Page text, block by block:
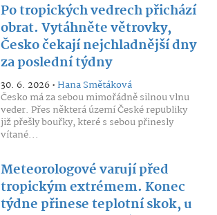
Po tropických vedrech přichází
obrat. Vytáhněte větrovky,
Česko čekají nejchladnější dny
za poslední týdny
30. 6. 2026 •Hana Smětáková
Česko má za sebou mimořádně silnou vlnu
veder. Přes některá území České republiky
již přešly bouřky, které s sebou přinesly
vítané...
Meteorologové varují před
tropickým extrémem. Konec
týdne přinese teplotní skok, u